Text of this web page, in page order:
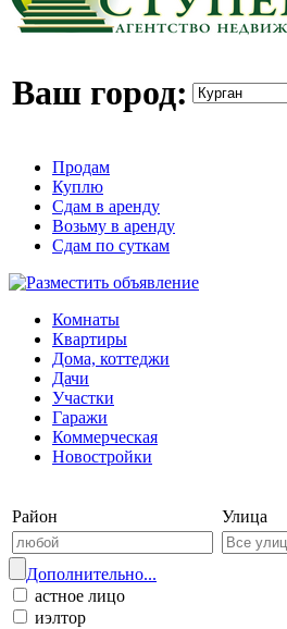
Ваш город:
Продам
Куплю
Сдам в аренду
Возьму в аренду
Сдам по суткам
Комнаты
Квартиры
Дома, коттеджи
Дачи
Участки
Гаражи
Коммерческая
Новостройки
Район
Улица
Дополнительно...
астное лицо
иэлтор